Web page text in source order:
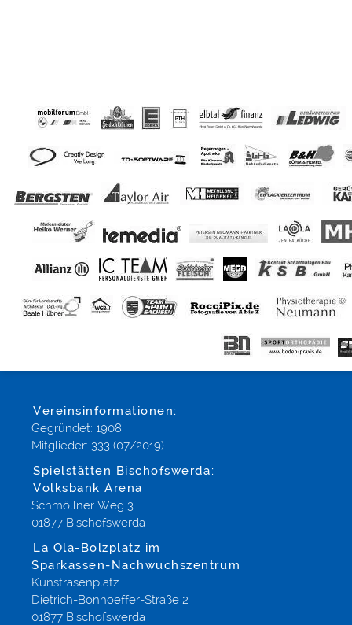
Vereinsinformationen:
Gegründet: 1908
Mitglieder: 333 (07/2019)
Spielstätten Bischofswerda:
Volksbank Arena
Schmöllner Weg 3
01877 Bischofswerda
La Ola-Bolzplatz im
Sparkassen-Nachwuchszentrum
Kunstrasenplatz
Dietrich-Bonhoeffer-Straße 2
01877 Bischofswerda